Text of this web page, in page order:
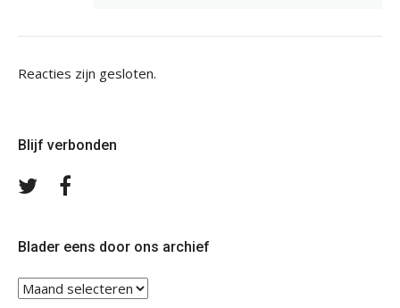
Reacties zijn gesloten.
Blijf verbonden
Volg
Blader eens door ons archief
Blader